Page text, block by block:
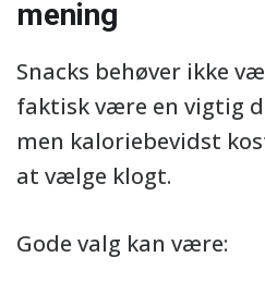
mening
Snacks behøver ikke
faktisk være en vigtig
men kaloriebevidst
at vælge klogt.
Gode valg kan være: